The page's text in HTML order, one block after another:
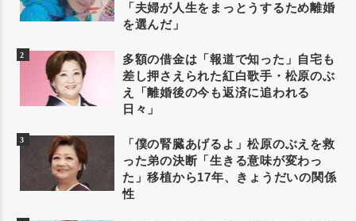
「夫婦が人生をまっとうするため離婚
を選んだ」
多額の借金は「報道で知った」自宅も
差し押さえられた紅白歌手・松原のぶ
え「離婚後の今も返済に追われる
日々」
「僕の腎臓あげるよ」松原のぶえを救
った弟の決断「生きる意味が変わっ
た」移植から17年、きょうだいの関係
性